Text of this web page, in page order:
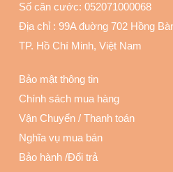
Số căn cước: 052071000068
Địa chỉ : 99A đuờng 702 Hồng
TP. Hồ Chí Minh, Việt Nam
Bảo mật thông tin
Chính sách mua hàng
Vận Chuyển / Thanh toán
Nghĩa vụ mua bán
Bảo hành /Đổi trả